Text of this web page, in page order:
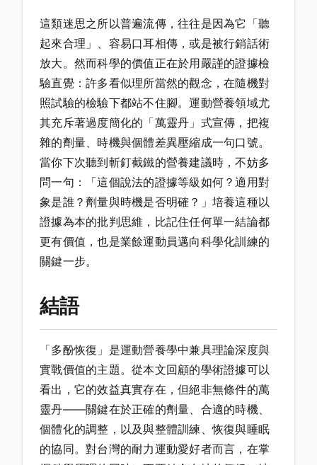
這類迷思之所以普遍流傳，往往是因為它「聽
起來合理」、容易口耳相傳，或是被行銷話術
放大。然而科學的價值正在於用嚴謹的證據檢
驗直覺：許多看似理所當然的觀念，在隨機對
照試驗的檢驗下都站不住腳。運動營養領域尤
其充斥著過度簡化的「萬靈丹」式宣傳，把複
雜的劑量、時機與個體差異壓縮成一句口號。
當你下次聽到斬釘截鐵的營養建議時，不妨多
問一句：「這個說法的證據等級如何？適用對
象是誰？劑量與時機是否明確？」培養這種以
證據為本的批判思維，比記住任何單一結論都
更有價值，也是業餘運動員邁向科學化訓練的
關鍵一步。
結語
「多酚恢復」是運動營養學中兼具理論深度與
實戰價值的主題。從本文回顧的學術證據可以
看出，它的效益真實存在，但絕非無條件的萬
靈丹——關鍵在於正確的劑量、合適的時機、
個體化的調整，以及與整體訓練、恢復與睡眠
的協同。對台灣的耐力運動愛好者而言，在掌